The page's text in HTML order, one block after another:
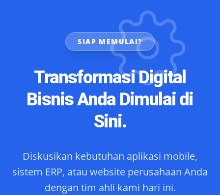
SIAP MEMULAI?
Transformasi Digital
Bisnis Anda Dimulai di
Sini.
Diskusikan kebutuhan aplikasi mobile,
sistem ERP, atau website perusahaan Anda
dengan tim ahli kami hari ini.